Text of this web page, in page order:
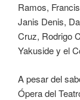
Ramos,
Janis Denis,
Cruz, Rodrigo
Yakuside y el
A pesar del
Ópera del